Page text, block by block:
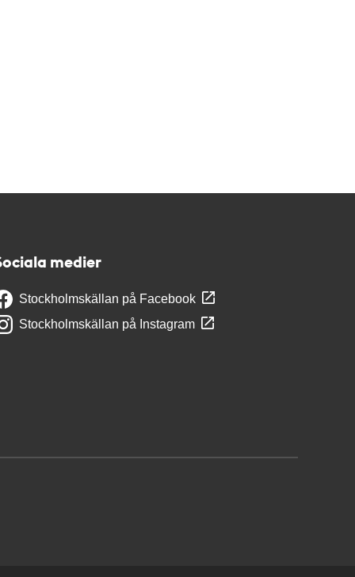
medier
Stockholmskällan på Facebook
Stockholmskällan på Instagram